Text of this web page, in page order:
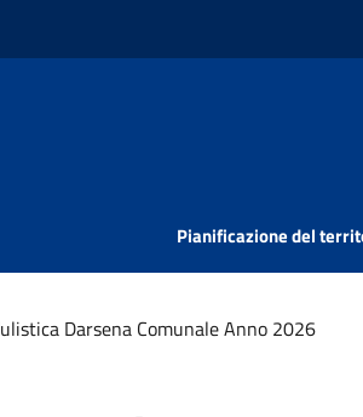
Pianificazione del
Darsena Comunale Anno 2026